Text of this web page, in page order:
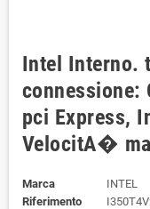
Intel Interno.
connessione:
pci Express,
VelocitA�
Marca
INTEL
Riferimento